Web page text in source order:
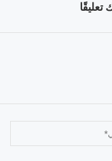
تعليقًا